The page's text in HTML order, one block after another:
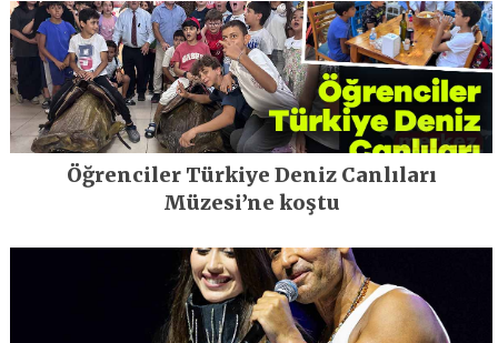
Öğrenciler Türkiye Deniz Canlıları
Müzesi’ne koştu